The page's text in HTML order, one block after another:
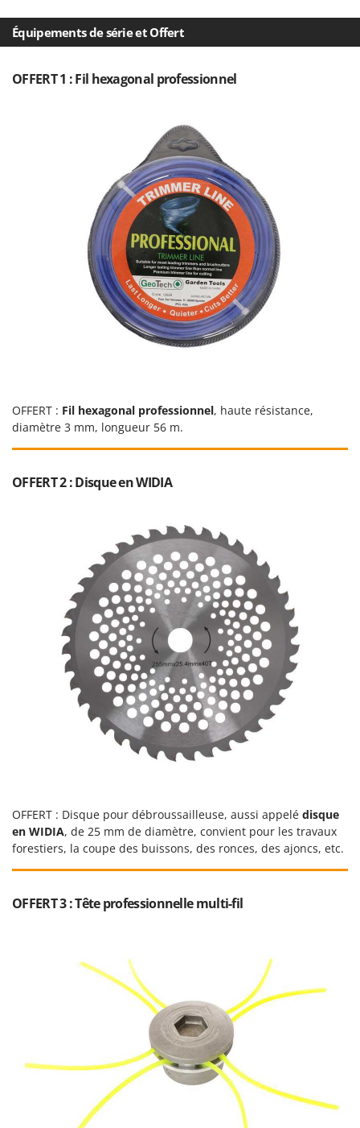
Ooni
Outdoorchef
Pramac
Prismafood
Resto Italia
Ritter
Rossofuoco
Rover Pompe
Royal Food
Ryobi
S.T.P.
Santos
Sbaraglia
Silky
Simatech
Sirman
Skil
Snapper
Spring Protezione
Stanley
Équipements de série et Offert
OFFERT 1 : Fil hexagonal professionnel
OFFERT : Fil hexagonal professionnel, haute résistance,
diamètre 3 mm, longueur 56 m.
OFFERT 2 : Disque en WIDIA
OFFERT : Disque pour débroussailleuse, aussi appelé disque
en WIDIA, de 25 mm de diamètre, convient pour les travaux
forestiers, la coupe des buissons, des ronces, des ajoncs, etc.
OFFERT 3 : Tête professionnelle multi-fil